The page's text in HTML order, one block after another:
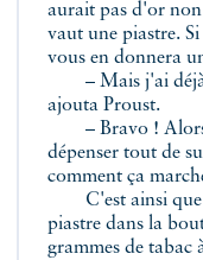
aurait pas d'or
vaut une piastre.
vous en donnera
– Mais j'ai déjà
ajouta Proust.
– Bravo ! Alors
dépenser tout de
comment ça
C'est ainsi que
piastre dans la
grammes de tabac